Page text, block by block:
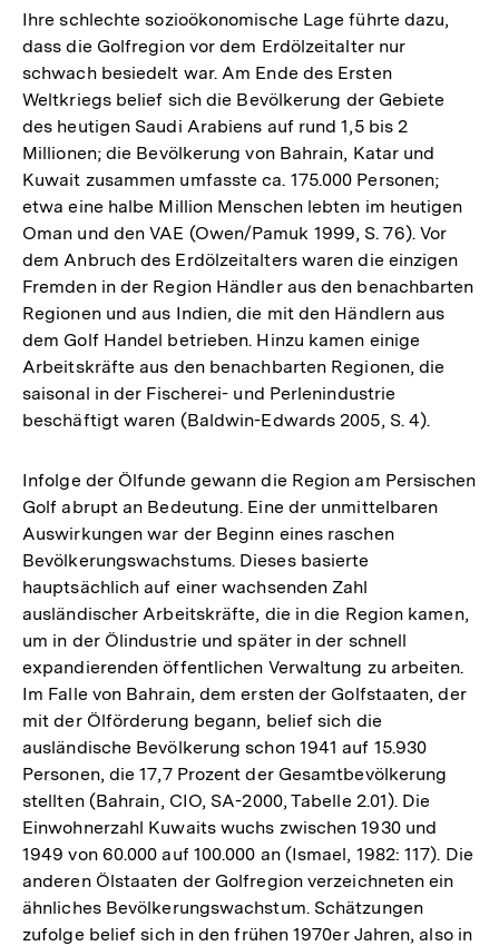
Ihre schlechte sozioökonomische Lage führte dazu,
dass die Golfregion vor dem Erdölzeitalter nur
schwach besiedelt war. Am Ende des Ersten
Weltkriegs belief sich die Bevölkerung der Gebiete
des heutigen Saudi Arabiens auf rund 1,5 bis 2
Millionen; die Bevölkerung von Bahrain, Katar und
Kuwait zusammen umfasste ca. 175.000 Personen;
etwa eine halbe Million Menschen lebten im heutigen
Oman und den VAE (Owen/Pamuk 1999, S. 76). Vor
dem Anbruch des Erdölzeitalters waren die einzigen
Fremden in der Region Händler aus den benachbarten
Regionen und aus Indien, die mit den Händlern aus
dem Golf Handel betrieben. Hinzu kamen einige
Arbeitskräfte aus den benachbarten Regionen, die
saisonal in der Fischerei- und Perlenindustrie
beschäftigt waren (Baldwin-Edwards 2005, S. 4).
Infolge der Ölfunde gewann die Region am Persischen
Golf abrupt an Bedeutung. Eine der unmittelbaren
Auswirkungen war der Beginn eines raschen
Bevölkerungswachstums. Dieses basierte
hauptsächlich auf einer wachsenden Zahl
ausländischer Arbeitskräfte, die in die Region kamen,
um in der Ölindustrie und später in der schnell
expandierenden öffentlichen Verwaltung zu arbeiten.
Im Falle von Bahrain, dem ersten der Golfstaaten, der
mit der Ölförderung begann, belief sich die
ausländische Bevölkerung schon 1941 auf 15.930
Personen, die 17,7 Prozent der Gesamtbevölkerung
stellten (Bahrain, CIO, SA-2000, Tabelle 2.01). Die
Einwohnerzahl Kuwaits wuchs zwischen 1930 und
1949 von 60.000 auf 100.000 an (Ismael, 1982: 117). Die
anderen Ölstaaten der Golfregion verzeichneten ein
ähnliches Bevölkerungswachstum. Schätzungen
zufolge belief sich in den frühen 1970er Jahren, also in